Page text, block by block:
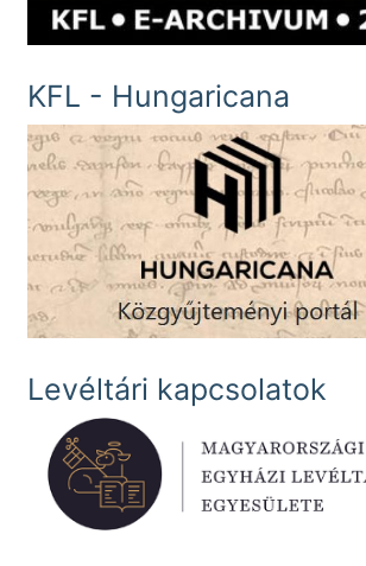
KFL - Hungaricana
Levéltári kapcsolatok